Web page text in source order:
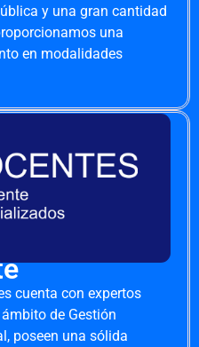
y una gran cantidad
una
en modalidades
cuenta con expertos
de Gestión
poseen una sólida